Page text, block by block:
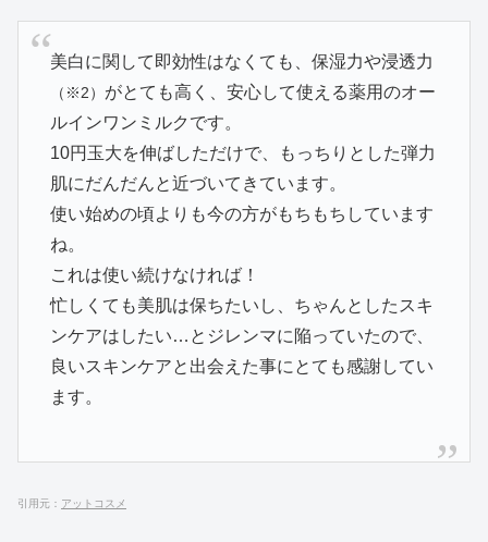
美白に関して即効性はなくても、保湿力や浸透力
（※2） がとても高く、安心して使える薬用のオー
ルインワンミルクです。
10円玉大を伸ばしただけで、もっちりとした弾力
肌にだんだんと近づいてきています。
使い始めの頃よりも今の方がもちもちしています
ね。
これは使い続けなければ！
忙しくても美肌は保ちたいし、ちゃんとしたスキ
ンケアはしたい…とジレンマに陥っていたので、
良いスキンケアと出会えた事にとても感謝してい
ます。
引用元： アットコスメ